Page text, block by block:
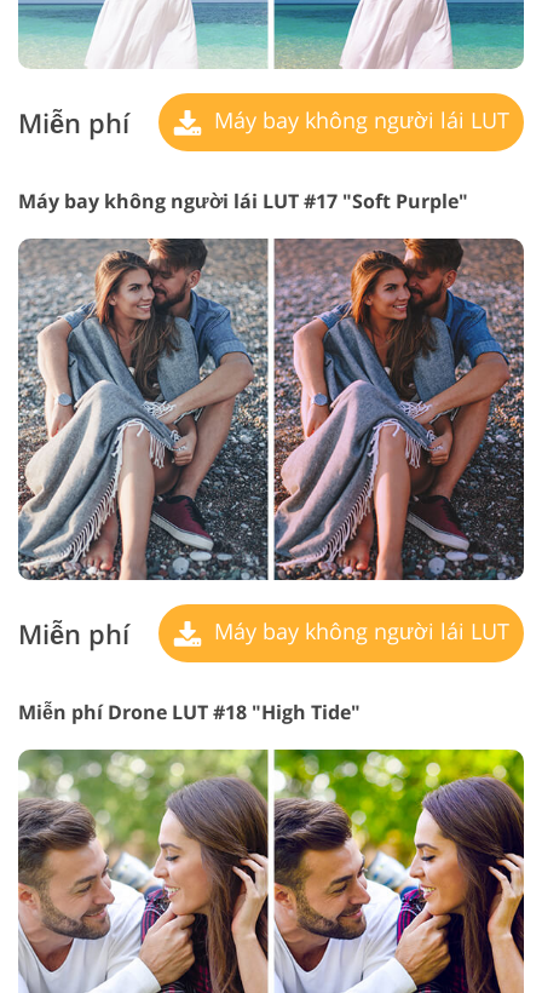
Miễn phí Máy bay không người lái LUT
Máy bay không người lái LUT #17 "Soft Purple"
Miễn phí Máy bay không người lái LUT
Miễn phí Drone LUT #18 "High Tide"